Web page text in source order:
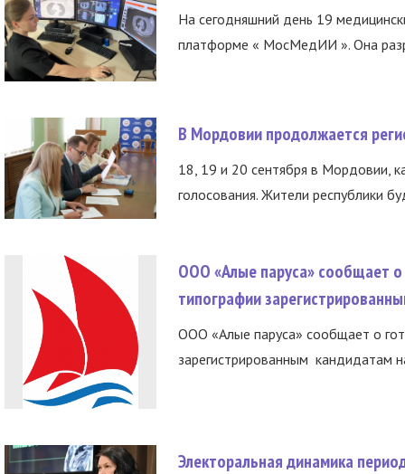
На сегодняшний день 19
платформе « МосМедИИ ». Она
В Мордовии продолжается
18, 19 и 20 сентября в Мордовии,
голосования. Жители республики
ООО «Алые паруса» сообщает о
типографии
ООО «Алые паруса» сообщает о
зарегистрированным кандидатам
Электоральная динамика